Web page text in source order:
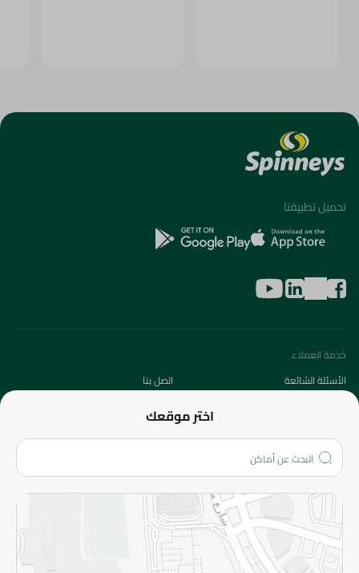
اختر موقعك
تحميل تطبيقنا
خدمة العملاء
الأسئلة الشائعة
اتصل بنا
من نحن؟
الفروع
المزيد
الاسترجاع
سياسة الاستخدام
سياسة الخصوصية